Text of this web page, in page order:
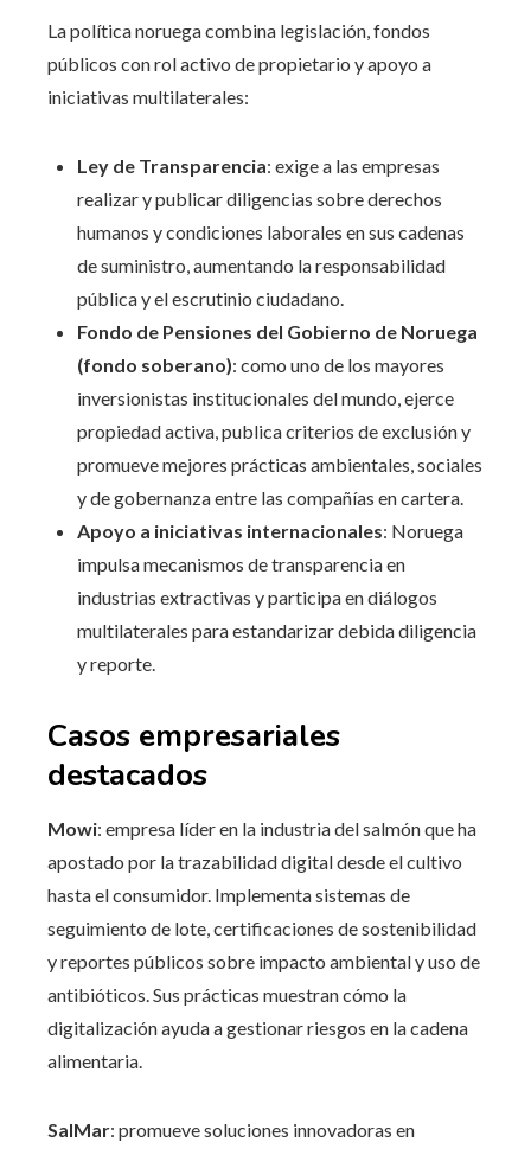
La política noruega combina legislación, fondos
públicos con rol activo de propietario y apoyo a
iniciativas multilaterales:
Ley de Transparencia: exige a las empresas
realizar y publicar diligencias sobre derechos
humanos y condiciones laborales en sus cadenas
de suministro, aumentando la responsabilidad
pública y el escrutinio ciudadano.
Fondo de Pensiones del Gobierno de Noruega
(fondo soberano): como uno de los mayores
inversionistas institucionales del mundo, ejerce
propiedad activa, publica criterios de exclusión y
promueve mejores prácticas ambientales, sociales
y de gobernanza entre las compañías en cartera.
Apoyo a iniciativas internacionales: Noruega
impulsa mecanismos de transparencia en
industrias extractivas y participa en diálogos
multilaterales para estandarizar debida diligencia
y reporte.
Casos empresariales
destacados
Mowi: empresa líder en la industria del salmón que ha
apostado por la trazabilidad digital desde el cultivo
hasta el consumidor. Implementa sistemas de
seguimiento de lote, certificaciones de sostenibilidad
y reportes públicos sobre impacto ambiental y uso de
antibióticos. Sus prácticas muestran cómo la
digitalización ayuda a gestionar riesgos en la cadena
alimentaria.
SalMar: promueve soluciones innovadoras en